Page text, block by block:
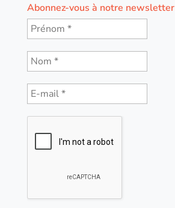
Abonnez-vous à notre newsletter